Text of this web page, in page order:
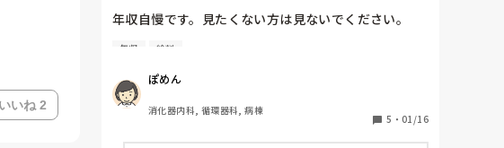
いいね 2
年収自慢です。見たくない方は見ないでください。
この前源泉徴収票が届いて見たら、年収640万達成し
てた！！！まだ3年目なのに。昇給もあるから、来年
度はもっと上がるってこと？夢しかない。
今の職場建物綺麗で人間関係良くてお金ももらえて残
業もそんななくて最高すぎる。1-2年目の時はめちゃ
年収 給料
ぽめん
消化器内科, 循環器科, 病棟
5 ・ 01/16